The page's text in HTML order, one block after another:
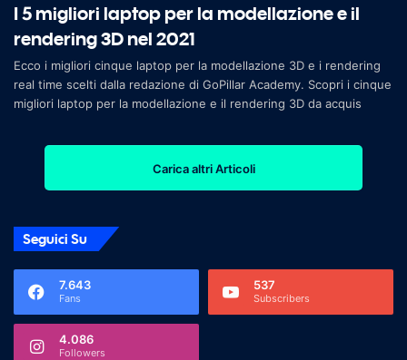
I 5 migliori laptop per la modellazione e il
rendering 3D nel 2021
Ecco i migliori cinque laptop per la modellazione 3D e i rendering
real time scelti dalla redazione di GoPillar Academy. Scopri i cinque
migliori laptop per la modellazione e il rendering 3D da acquis
Carica altri Articoli
Seguici Su
7.643
Fans
537
Subscribers
4.086
Followers